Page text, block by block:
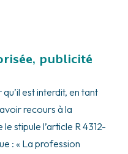
publicité
est interdit, en tant
recours à la
stipule l’article R 4312-
: « La profession